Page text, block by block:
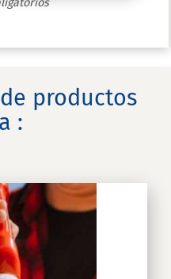
productos
: